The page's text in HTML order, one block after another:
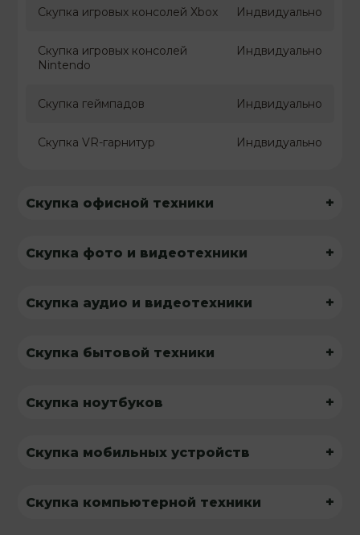
Скупка игровых консолей Xbox Индвидуально
Скупка игровых консолей
Nintendo
Индвидуально
Скупка геймпадов Индвидуально
Скупка VR-гарнитур Индвидуально
Скупка офисной техники +
Скупка фото и видеотехники +
Скупка аудио и видеотехники +
Скупка бытовой техники +
Скупка ноутбуков +
Скупка мобильных устройств +
Скупка компьютерной техники +